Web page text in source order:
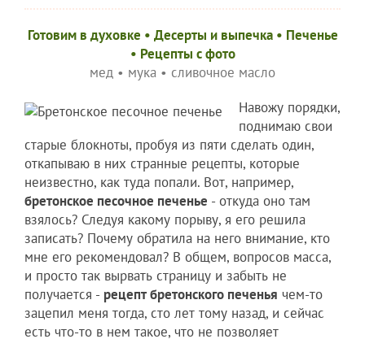
Готовим в духовке • Десерты и выпечка• Печенье
• Рецепты c фото
мед • мука • сливочное масло
Навожу порядки,
поднимаю свои
старые блокноты, пробуя из пяти сделать один,
откапываю в них странные рецепты, которые
неизвестно, как туда попали. Вот, например,
бретонское песочное печенье - откуда оно там
взялось? Следуя какому порыву, я его решила
записать? Почему обратила на него внимание, кто
мне его рекомендовал? В общем, вопросов масса,
и просто так вырвать страницу и забыть не
получается - рецепт бретонского печенья чем-то
зацепил меня тогда, сто лет тому назад, и сейчас
есть что-то в нем такое, что не позволяет